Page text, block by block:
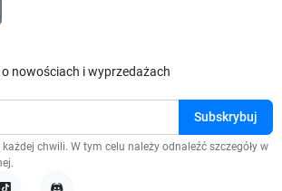
nowościach i wyprzedażach
chwili. W tym celu należy odnaleźć szczegóły w